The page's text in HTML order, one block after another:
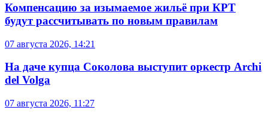
Компенсацию за изымаемое жильё при КРТ
будут рассчитывать по новым правилам
07 августа 2026, 14:21
На даче купца Соколова выступит оркестр Archi
del Volga
07 августа 2026, 11:27